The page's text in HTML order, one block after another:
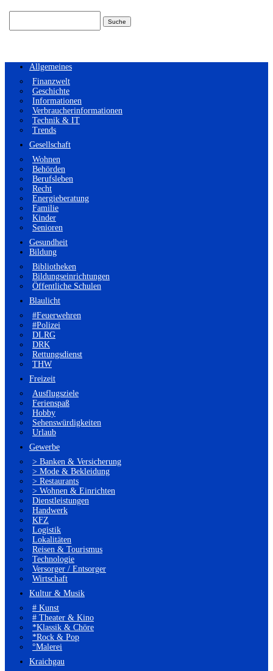
Allgemeines
Finanzwelt
Geschichte
Informationen
Verbraucherinformationen
Technik & IT
Trends
Gesellschaft
Wohnen
Behörden
Berufsleben
Recht
Energieberatung
Familie
Kinder
Senioren
Gesundheit
Bildung
Bibliotheken
Bildungseinrichtungen
Öffentliche Schulen
Blaulicht
#Feuerwehren
#Polizei
DLRG
DRK
Rettungsdienst
THW
Freizeit
Ausflugsziele
Ferienspaß
Hobby
Sehenswürdigkeiten
Urlaub
Gewerbe
> Banken & Versicherung
> Mode & Bekleidung
> Restaurants
> Wohnen & Einrichten
Dienstleistungen
Handwerk
KFZ
Logistik
Lokalitäten
Reisen & Tourismus
Technologie
Versorger / Entsorger
Wirtschaft
Kultur & Musik
# Kunst
# Theater & Kino
*Klassik & Chöre
*Rock & Pop
°Malerei
Kraichgau